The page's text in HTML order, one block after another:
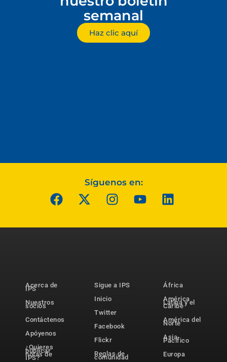
semanal
Haz clic aquí
Síguenos en:
Acerca de
IPS
Nuestros
socios
Contáctenos
Apóyenos
¿Quieres
publicar
notas de
IPS?
Sigue a IPS
Inicio
Twitter
Facebook
Flickr
Reglas de
comunidad
África
América
Latina y el
Caribe
América del
Norte
Asia-
Pacífico
Europa